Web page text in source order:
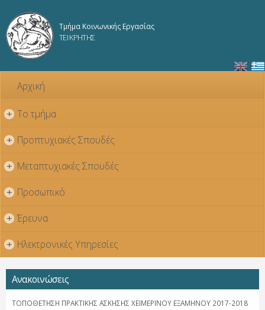
κυρίως
Τμήμα Κοινωνικής Εργασίας
ΤΕΙ ΚΡΗΤΗΣ
Αρχική
+ Το τμήμα
+ Προπτυχιακές Σπουδές
+ Μεταπτυχιακές Σπουδές
+ Προσωπικό
+ Έρευνα
+ Ηλεκτρονικές Υπηρεσίες
Ανακοινώσεις
ΤΟΠΟΘΕΤΗΣΗ ΠΡΑΚΤΙΚΗΣ ΑΣΚΗΣΗΣ ΧΕΙΜΕΡΙΝΟΥ ΕΞΑΜΗΝΟΥ 2017-2018